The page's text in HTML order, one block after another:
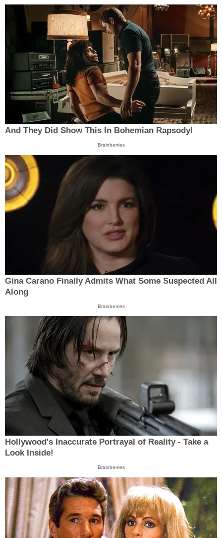
And They Did Show This In Bohemian Rapsody!
Brainberries
Gina Carano Finally Admits What Some Suspected All
Along
Brainberries
Hollywood's Inaccurate Portrayal of Reality - Take a
Look Inside!
Brainberries